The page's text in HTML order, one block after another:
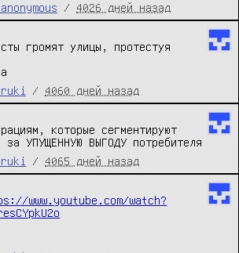
/ 4026 дней назад
громят улицы, протестуя
/ 4060 дней назад
которые сегментируют
УПУЩЕННУЮ ВЫГОДУ потребителя
/ 4065 дней назад
www.youtube.com/watch?